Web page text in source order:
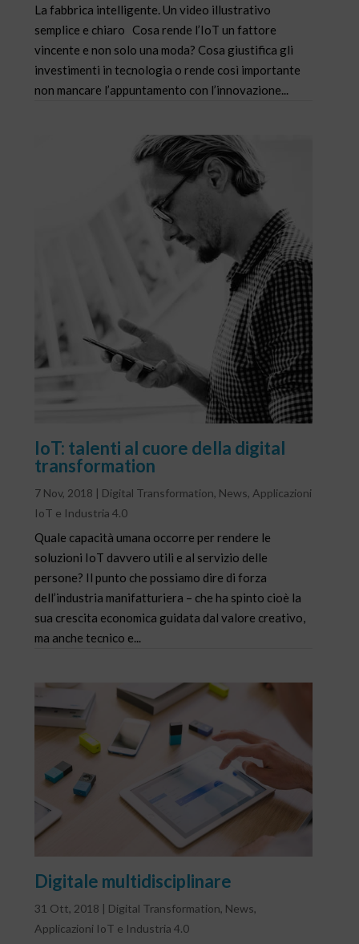
La fabbrica intelligente. Un video illustrativo
semplice e chiaro Cosa rende l’IoT un fattore
vincente e non solo una moda? Cosa giustifica gli
investimenti in tecnologia o rende così importante
non mancare l’appuntamento con l’innovazione...
IoT: talenti al cuore della digital
transformation
7 Nov, 2018 Digital Transformation, News,Applicazioni
IoT e Industria 4.0
Quale capacità umana occorre per rendere le
soluzioni IoT davvero utili e al servizio delle
persone? Il punto che possiamo dire di forza
dell’industria manifatturiera – che ha spinto cioè la
sua crescita economica guidata dal valore creativo,
ma anche tecnico e...
Digitale multidisciplinare
31 Ott, 2018 | Digital Transformation, News,
Applicazioni IoT e Industria 4.0